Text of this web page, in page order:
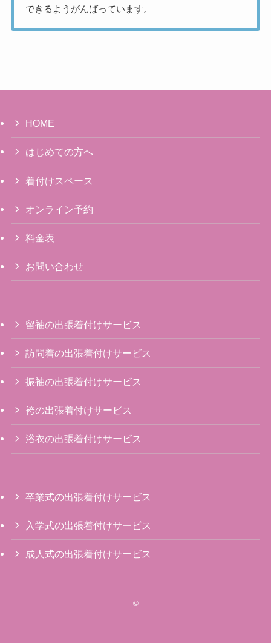
できるようがんばっています。
HOME
はじめての方へ
着付けスペース
オンライン予約
料金表
お問い合わせ
留袖の出張着付けサービス
訪問着の出張着付けサービス
振袖の出張着付けサービス
袴の出張着付けサービス
浴衣の出張着付けサービス
卒業式の出張着付けサービス
入学式の出張着付けサービス
成人式の出張着付けサービス
©